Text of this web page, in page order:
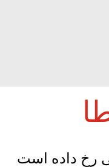
رخ داده است